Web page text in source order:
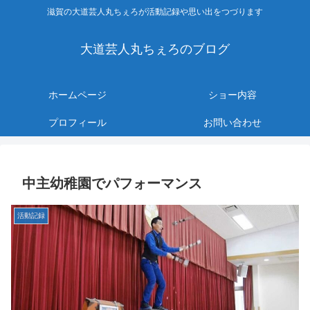
滋賀の大道芸人丸ちぇろが活動記録や思い出をつづります
大道芸人丸ちぇろのブログ
ホームページ ショー内容
プロフィール お問い合わせ
中主幼稚園でパフォーマンス
活動記録